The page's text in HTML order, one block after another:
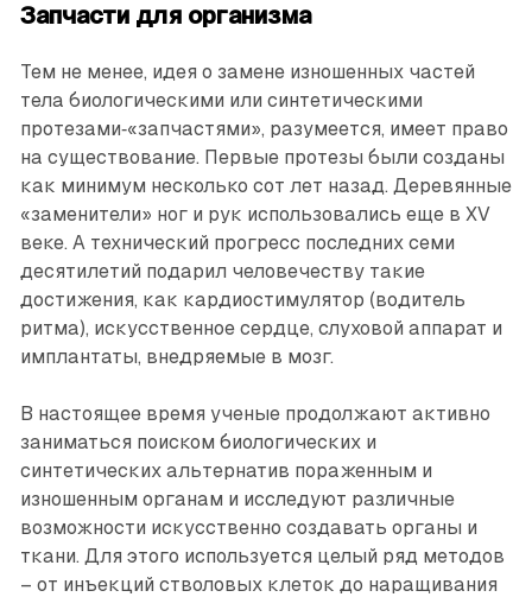
Запчасти для организма
Тем не менее, идея о замене изношенных частей
тела биологическими или синтетическими
протезами‑«запчастями», разумеется, имеет право
на существование. Первые протезы были созданы
как минимум несколько сот лет назад. Деревянные
«заменители» ног и рук использовались еще в XV
веке. А технический прогресс последних семи
десятилетий подарил человечеству такие
достижения, как кардиостимулятор (водитель
ритма), искусственное сердце, слуховой аппарат и
имплантаты, внедряемые в мозг.
В настоящее время ученые продолжают активно
заниматься поиском биологических и
синтетических альтернатив пораженным и
изношенным органам и исследуют различные
возможности искусственно создавать органы и
ткани. Для этого используется целый ряд методов
– от инъекций стволовых клеток до наращивания